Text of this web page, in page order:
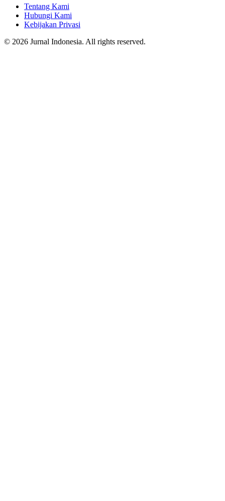
Tentang Kami
Hubungi Kami
Kebijakan Privasi
© 2026 Jurnal Indonesia. All rights reserved.